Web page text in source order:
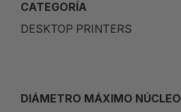
CATEGORÍA
DESKTOP PRINTERS
DIÁMETRO MÁXIMO NÚCLEO